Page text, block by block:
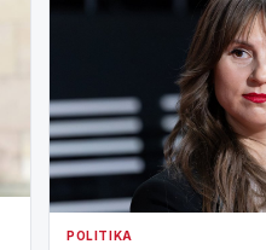
POLITIKA